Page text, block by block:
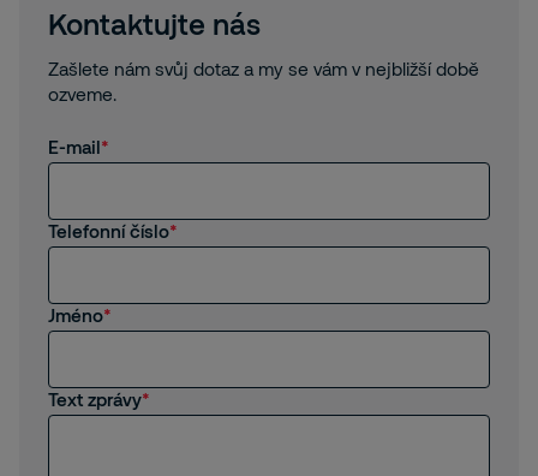
Kontaktujte nás
Zašlete nám svůj dotaz a my se vám v nejbližší době
ozveme.
E-mail
Telefonní číslo
Jméno
Text zprávy